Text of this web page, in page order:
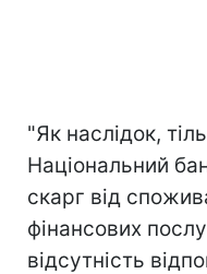
"Як наслідок,
Національний
скарг від
фінансових
відсутність